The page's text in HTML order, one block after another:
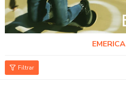
EMERICA